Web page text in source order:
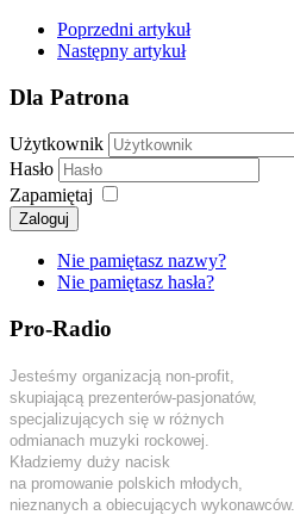
Poprzedni artykuł
Następny artykuł
Dla Patrona
Użytkownik
Hasło
Zapamiętaj
Zaloguj
Nie pamiętasz nazwy?
Nie pamiętasz hasła?
Pro-Radio
Jesteśmy organizacją non-profit,
skupiającą prezenterów-pasjonatów,
specjalizujących się w różnych
odmianach muzyki rockowej.
Kładziemy duży nacisk
na promowanie polskich młodych,
nieznanych a obiecujących wykonawców.